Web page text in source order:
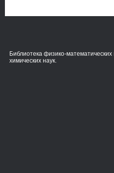
Библиотека физико-математических
химических наук.